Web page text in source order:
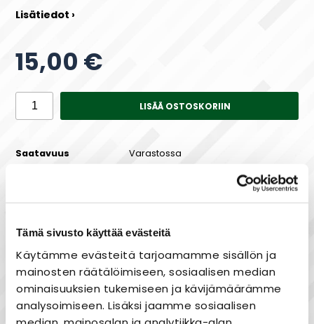
Tämä sivusto käyttää evästeitä
Käytämme evästeitä tarjoamamme sisällön ja
mainosten räätälöimiseen, sosiaalisen median
ominaisuuksien tukemiseen ja kävijämäärämme
analysoimiseen. Lisäksi jaamme sosiaalisen
Lisätiedot ›
15,00 €
LISÄÄ OSTOSKORIIN
Saatavuus Varastossa
Maksa joustavasti osissa!
Nopea toimitus